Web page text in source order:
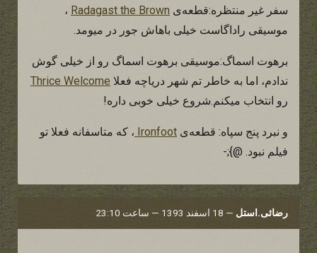
سفر غیر منتظره:قطعه‌ی Radagast the Brown ،
موسیقی راداگاست خیلی باهاش جور در میومد.
برهوت اسماگ:موسیقی برهوت اسماگ رو از خیلی گوش
ندادم، اما به خاطر تم شهر دریاچه فعلا Thrice Welcome
رو انتخاب میکنم.شروع خیلی خوبی داره!
و نبرد پنج سپاه: قطعه‌ی Ironfoot ، که متاسفانه فعلا تو
فیلم نبود. @};-
رضائی.استل — 18 اسفند 1393 — ساعت 23:10